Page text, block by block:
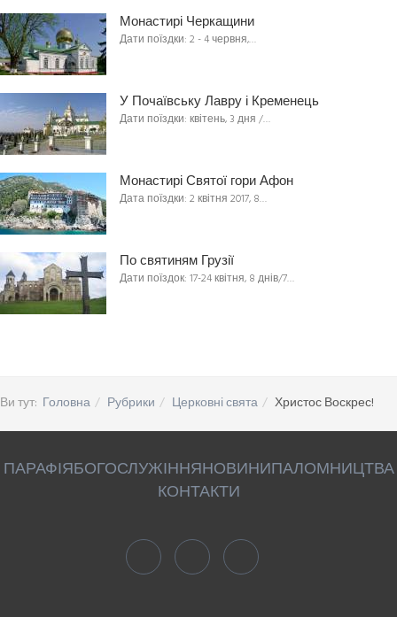
Монастирі Черкащини
Дати поїздки: 2 - 4 червня,…
У Почаївську Лавру і Кременець
Дати поїздки: квітень, 3 дня /…
Монастирі Святої гори Афон
Дата поїздки: 2 квітня 2017, 8…
По святиням Грузії
Дати поїздок: 17-24 квітня, 8 днів/7…
Ви тут: Головна Рубрики Церковні свята Христос Воскрес!
ПАРАФІЯБОГОСЛУЖІННЯНОВИНИПАЛОМНИЦТВА
КОНТАКТИ